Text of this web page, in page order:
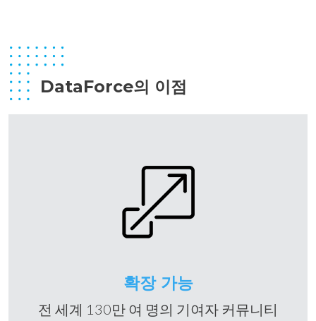
DataForce의 이점
확장 가능
전 세계 130만 여 명의 기여자 커뮤니티